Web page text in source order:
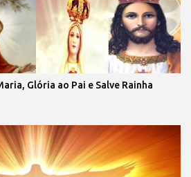
Glória ao Pai e Salve Rainha